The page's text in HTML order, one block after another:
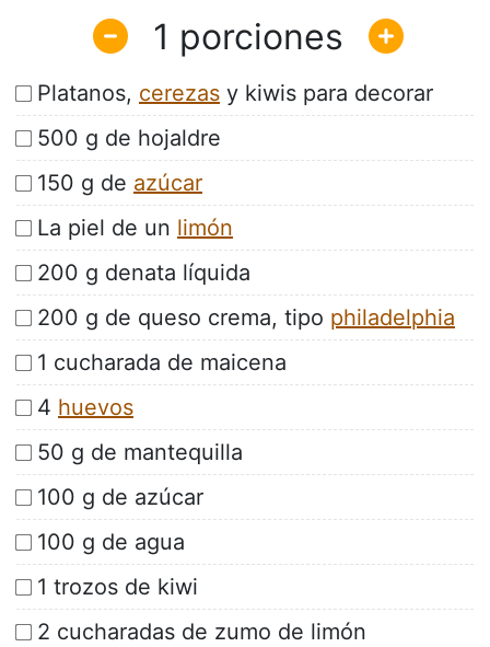
1
Platanos, cerezas y kiwis para decorar
500 g de hojaldre
150 g de azúcar
La piel de un limón
200 g denata líquida
200 g de queso crema, tipo philadelphia
1 cucharada de maicena
4 huevos
50 g de mantequilla
100 g de azúcar
100 g de agua
1 trozos de kiwi
2 cucharadas de zumo de limón